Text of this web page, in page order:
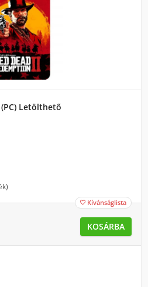
Letölthető
 Kívánságlista
KOSÁRBA